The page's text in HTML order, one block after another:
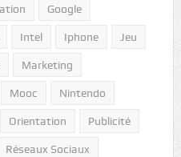
Google
Intel Iphone Jeu
Marketing
Mooc Nintendo
Orientation Publicité
Réseaux Sociaux